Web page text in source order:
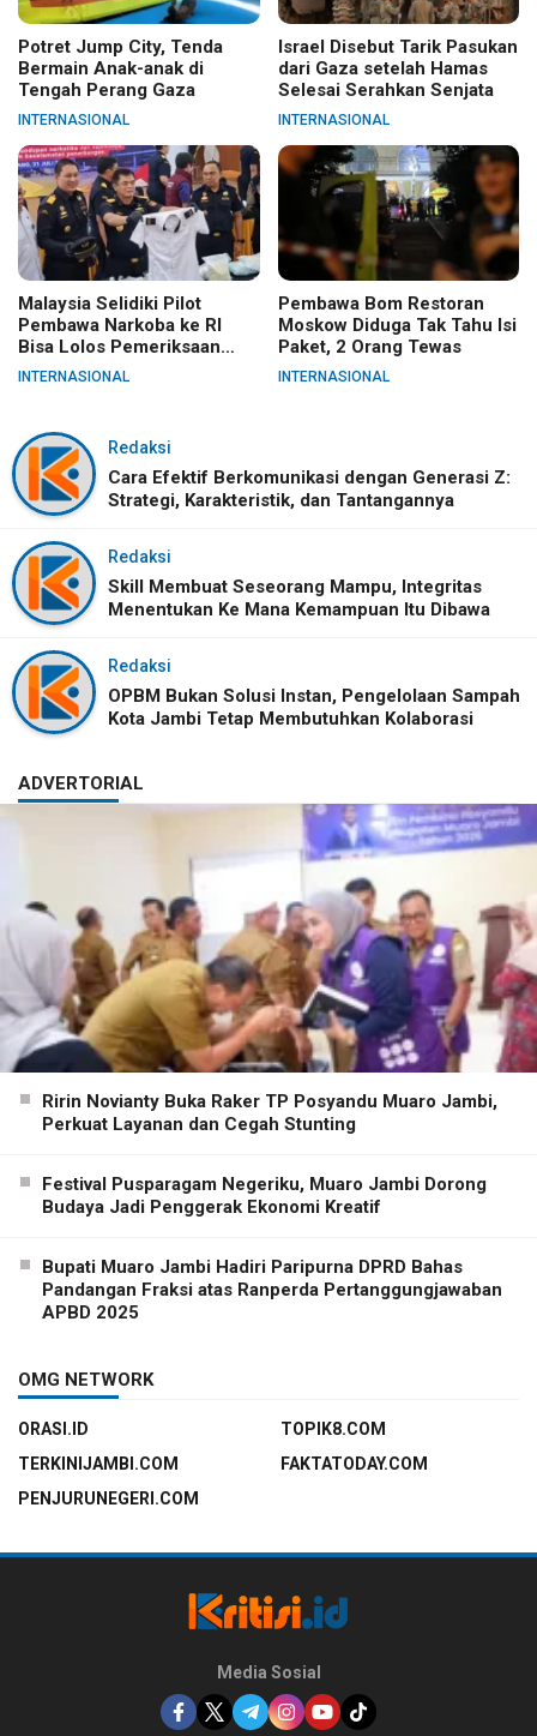
Potret Jump City, Tenda
Bermain Anak-anak di
Tengah Perang Gaza
INTERNASIONAL
Israel Disebut Tarik Pasukan
dari Gaza setelah Hamas
Selesai Serahkan Senjata
INTERNASIONAL
Malaysia Selidiki Pilot
Pembawa Narkoba ke RI
Bisa Lolos Pemeriksaan
KLIA
INTERNASIONAL
Pembawa Bom Restoran
Moskow Diduga Tak Tahu Isi
Paket, 2 Orang Tewas
INTERNASIONAL
Redaksi
Cara Efektif Berkomunikasi dengan Generasi Z:
Strategi, Karakteristik, dan Tantangannya
Redaksi
Skill Membuat Seseorang Mampu, Integritas
Menentukan Ke Mana Kemampuan Itu Dibawa
Redaksi
OPBM Bukan Solusi Instan, Pengelolaan Sampah
Kota Jambi Tetap Membutuhkan Kolaborasi
ADVERTORIAL
Ririn Novianty Buka Raker TP Posyandu Muaro Jambi,
Perkuat Layanan dan Cegah Stunting
Festival Pusparagam Negeriku, Muaro Jambi Dorong
Budaya Jadi Penggerak Ekonomi Kreatif
Bupati Muaro Jambi Hadiri Paripurna DPRD Bahas
Pandangan Fraksi atas Ranperda Pertanggungjawaban
APBD 2025
OMG NETWORK
ORASI.ID
TOPIK8.COM
TERKINIJAMBI.COM
FAKTATODAY.COM
PENJURUNEGERI.COM
Media Sosial